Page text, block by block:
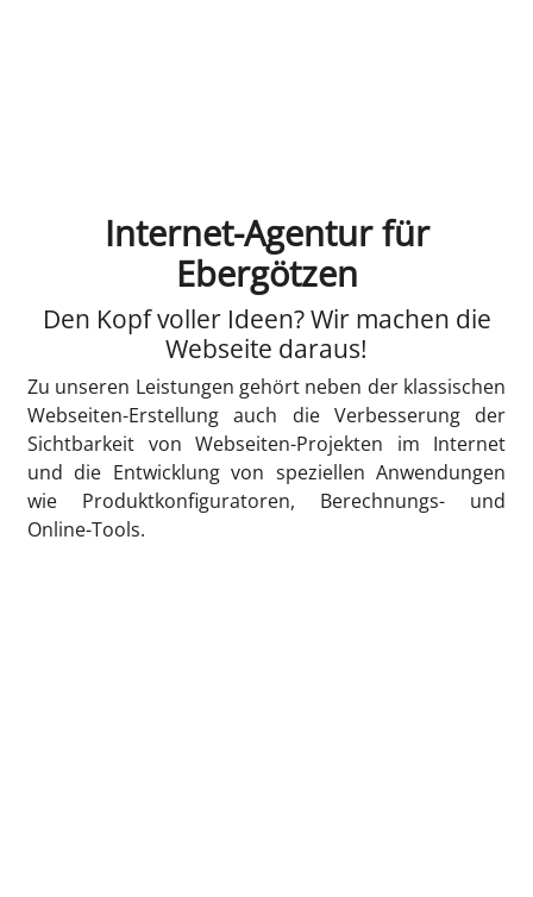
Internet-Agentur für
Ebergötzen
Den Kopf voller Ideen? Wir machen die
Webseite daraus!
Zu unseren Leistungen gehört neben der klassischen
Webseiten-Erstellung auch die Verbesserung der
Sichtbarkeit von Webseiten-Projekten im Internet
und die Entwicklung von speziellen Anwendungen
wie Produktkonfiguratoren, Berechnungs- und
Online-Tools.